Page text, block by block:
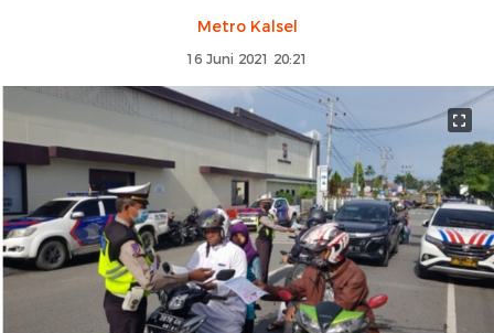
Metro Kalsel
16 Juni 2021 20:21